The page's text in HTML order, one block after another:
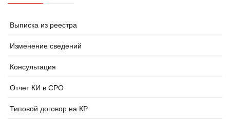
Выписка из реестра
Изменение сведений
Консультация
Отчет КИ в СРО
Типовой договор на КР